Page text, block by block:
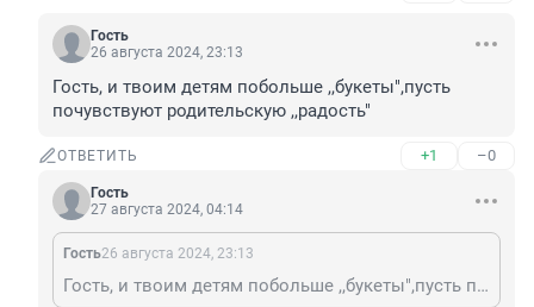
Гость
26 августа 2024, 23:13
Гость, и твоим детям побольше ,,букеты",пусть
почувствуют родительскую ,,радость"
ОТВЕТИТЬ +1 –0
Гость
27 августа 2024, 04:14
Гость26 августа 2024, 23:13
Гость, и твоим детям побольше ,,букеты",пусть почувствуют родительскую ,,радость"